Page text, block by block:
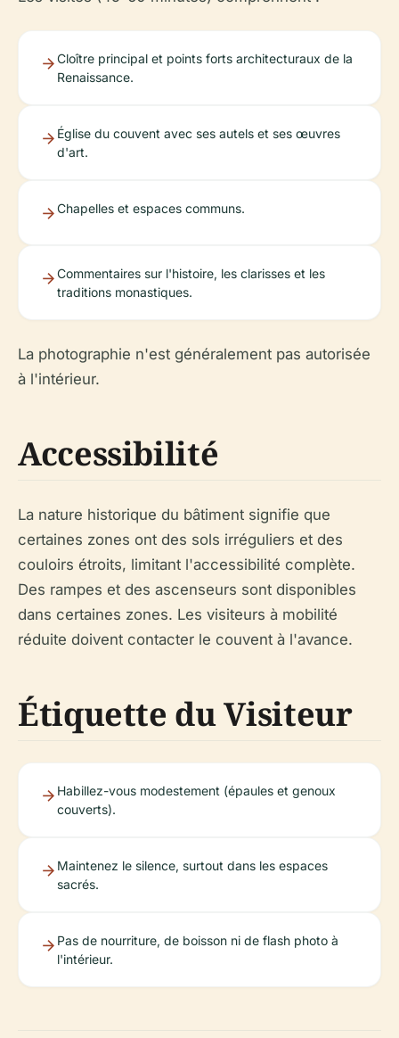
Cloître principal et points forts architecturaux de la
Renaissance.
Église du couvent avec ses autels et ses œuvres
d'art.
Chapelles et espaces communs.
Commentaires sur l'histoire, les clarisses et les
traditions monastiques.
La photographie n'est généralement pas autorisée
à l'intérieur.
Accessibilité
La nature historique du bâtiment signifie que
certaines zones ont des sols irréguliers et des
couloirs étroits, limitant l'accessibilité complète.
Des rampes et des ascenseurs sont disponibles
dans certaines zones. Les visiteurs à mobilité
réduite doivent contacter le couvent à l'avance.
Étiquette du Visiteur
Habillez-vous modestement (épaules et genoux
couverts).
Maintenez le silence, surtout dans les espaces
sacrés.
Pas de nourriture, de boisson ni de flash photo à
l'intérieur.